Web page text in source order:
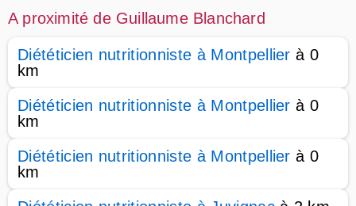
A proximité de Guillaume Blanchard
Diététicien nutritionniste à Montpellier à 0
km
Diététicien nutritionniste à Montpellier à 0
km
Diététicien nutritionniste à Montpellier à 0
km